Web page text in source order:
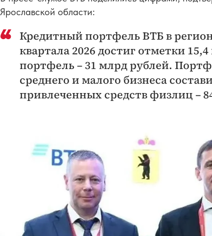
Ярославской области:
Кредитный портфель ВТБ в
квартала 2026 достиг отметки
портфель – 31 млрд рублей.
среднего и малого бизнеса
привлеченных средств физлиц –